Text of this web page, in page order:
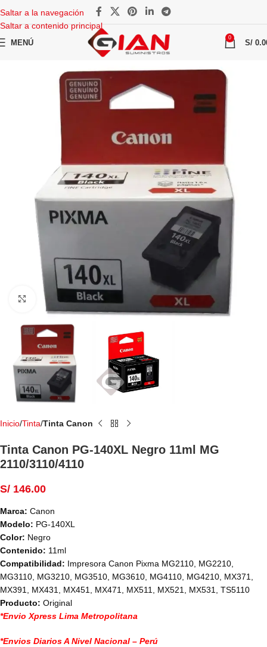
Saltar a la navegación
Saltar a contenido principal
MENÚ
0
S/
Haga Click para agrandar
Inicio Tinta Tinta Canon
Tinta Canon PG-140XL Negro 11ml MG
2110/3110/4110
S/ 146.00
Marca: Canon
Modelo: PG-140XL
Color: Negro
Contenido: 11ml
Compatibilidad: Impresora Canon Pixma MG2110, MG2210,
MG3110, MG3210, MG3510, MG3610, MG4110, MG4210, MX371,
MX391, MX431, MX451, MX471, MX511, MX521, MX531, TS5110
Producto: Original
*Envio Xpress Lima Metropolitana
*Envios Diarios A Nivel Nacional – Perú